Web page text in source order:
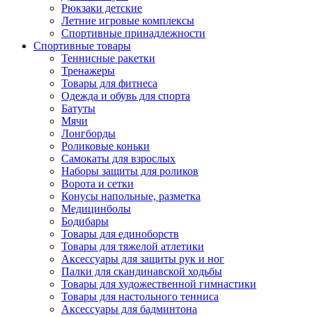
Рюкзаки детские
Летние игровые комплексы
Спортивные принадлежности
Спортивные товары
Теннисные ракетки
Тренажеры
Товары для фитнеса
Одежда и обувь для спорта
Батуты
Мячи
Лонгборды
Роликовые коньки
Самокаты для взрослых
Наборы защиты для роликов
Ворота и сетки
Конусы напольные, разметка
Медицинболы
Бодибары
Товары для единоборств
Товары для тяжелой атлетики
Аксессуары для защиты рук и ног
Палки для скандинавской ходьбы
Товары для художественной гимнастики
Товары для настольного тенниса
Аксессуары для бадминтона